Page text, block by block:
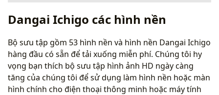
Dangai Ichigo các hình nền
Bộ sưu tập gồm 53 hình nền và hình nền Dangai Ichigo
hàng đầu có sẵn để tải xuống miễn phí. Chúng tôi hy
vọng bạn thích bộ sưu tập hình ảnh HD ngày càng
tăng của chúng tôi để sử dụng làm hình nền hoặc màn
hình chính cho điện thoại thông minh hoặc máy tính